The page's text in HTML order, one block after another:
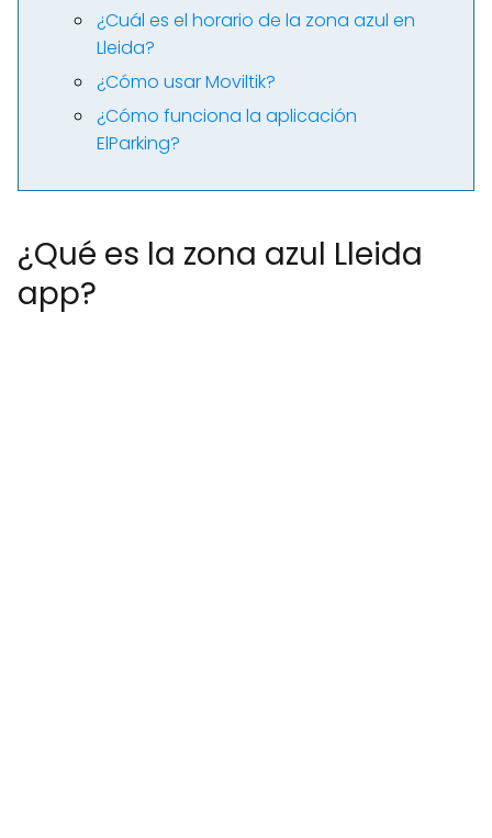
¿Cuál es el horario de la zona azul en
Lleida?
¿Cómo usar Moviltik?
¿Cómo funciona la aplicación
ElParking?
¿Qué es la zona azul Lleida
app?